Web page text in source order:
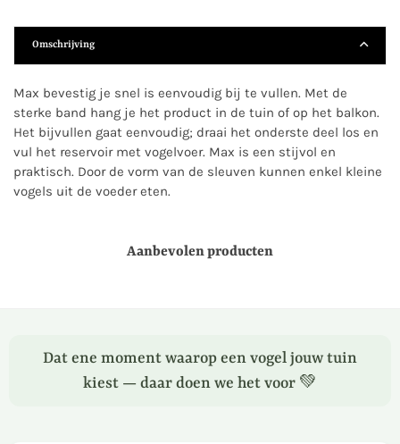
Omschrijving
Max bevestig je snel is eenvoudig bij te vullen. Met de
sterke band hang je het product in de tuin of op het balkon.
Het bijvullen gaat eenvoudig; draai het onderste deel los en
vul het reservoir met vogelvoer. Max is een stijvol en
praktisch. Door de vorm van de sleuven kunnen enkel kleine
vogels uit de voeder eten.
Aanbevolen producten
Dat ene moment waarop een vogel jouw tuin
kiest — daar doen we het voor 💚